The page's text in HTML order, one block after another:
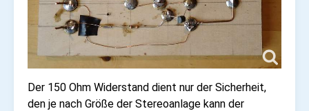
Der 150 Ohm Widerstand dient nur der Sicherheit,
den je nach Größe der Stereoanlage kann der